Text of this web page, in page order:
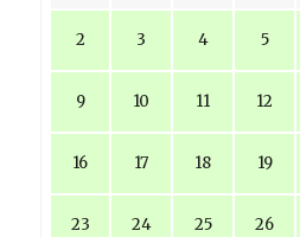
2 3 4 5
9 10 11 12
16 17 18 19
23 24 25 26